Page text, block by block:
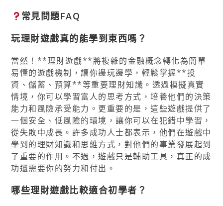
常見問題FAQ
玩理財遊戲真的能學到東西嗎？
當然！**理財遊戲**將複雜的金融概念轉化為簡單
易懂的遊戲機制，讓你邊玩邊學，輕鬆掌握**投
資、儲蓄、預算**等重要理財知識。透過模擬真實
情境，你可以學習富人的思考方式，培養他們的決策
能力和風險承受能力。更重要的是，這些遊戲提供了
一個安全、低風險的環境，讓你可以在犯錯中學習，
從失敗中成長。許多成功人士都表示，他們在遊戲中
學到的理財知識和思維方式，對他們的事業發展起到
了重要的作用。不過，遊戲只是輔助工具，真正的成
功還需要你的努力和付出。
哪些理財遊戲比較適合初學者？